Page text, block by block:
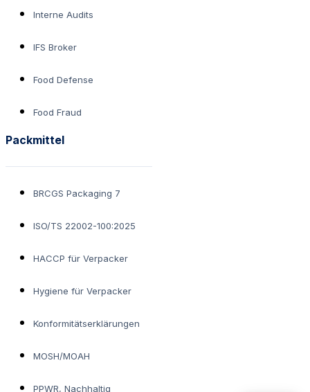
Interne Audits
IFS Broker
Food Defense
Food Fraud
Packmittel
BRCGS Packaging 7
ISO/TS 22002-100:2025
HACCP für Verpacker
Hygiene für Verpacker
Konformitätserklärungen
MOSH/MOAH
PPWR, Nachhaltig